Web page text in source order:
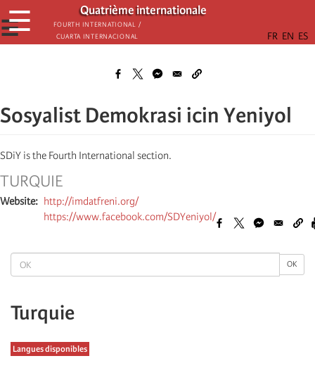
Skip
to
main
Quatrième internationale
Fourth International /
Cuarta Internacional
☰
☰
OK OK
Turquie
Langues disponibles
Sosyalist Demokrasi icin Yeniyol
SDiY is the Fourth International section.
TURQUIE
Website
http://imdatfreni.org/
https://www.facebook.com/SDYeniyol/